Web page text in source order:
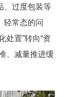
、过度包装等
轻常态的问
处置”转向“资
、减量推进缓